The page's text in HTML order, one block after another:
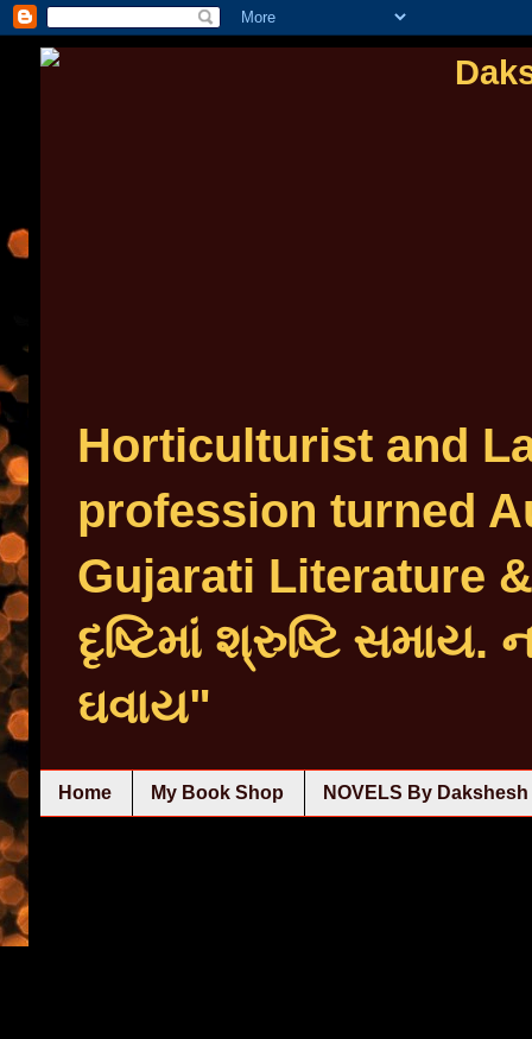
Horticulturist and
profession turned
Gujarati Literature
દૃષ્ટિમાં શ્રુષ્ટિ
ઘવાય"
Home My Book Shop NOVELS By